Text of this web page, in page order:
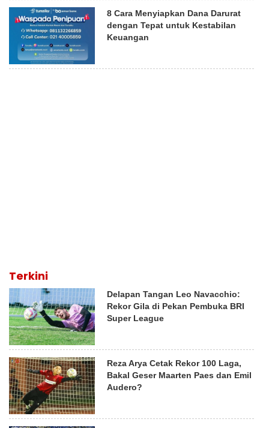
8 Cara Menyiapkan Dana Darurat
dengan Tepat untuk Kestabilan
Keuangan
Terkini
Delapan Tangan Leo Navacchio:
Rekor Gila di Pekan Pembuka BRI
Super League
Reza Arya Cetak Rekor 100 Laga,
Bakal Geser Maarten Paes dan Emil
Audero?